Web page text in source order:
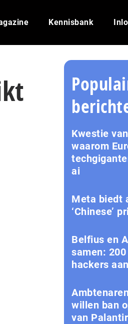
Kennisbank
Kwestie
waarom
ai
Meta biedt
‘Chinese’
Belfius en
samen:
hackers
willen ban
van Palantir